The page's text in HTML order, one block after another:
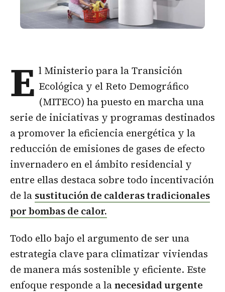
E l Ministerio para la Transición
Ecológica y el Reto Demográfico
(MITECO) ha puesto en marcha una
serie de iniciativas y programas destinados
a promover la eficiencia energética y la
reducción de emisiones de gases de efecto
invernadero en el ámbito residencial y
entre ellas destaca sobre todo incentivación
de la sustitución de calderas tradicionales
por bombas de calor.
Todo ello bajo el argumento de ser una
estrategia clave para climatizar viviendas
de manera más sostenible y eficiente. Este
enfoque responde a lanecesidad urgente